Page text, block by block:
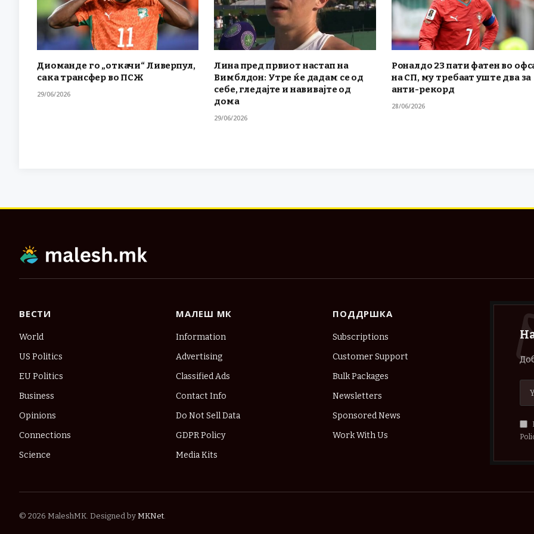
Диоманде го „откачи“ Ливерпул,
сака трансфер во ПСЖ
29/06/2026
Лина пред првиот настап на
Вимблдон: Утре ќе дадам се од
себе, гледајте и навивајте од
дома
29/06/2026
Роналдо 23 пати фатен во
на СП, му требаат уште два за
анти-рекорд
28/06/2026
ВЕСТИ
World
US Politics
EU Politics
Business
Opinions
Connections
Science
МАЛЕШ МК
Information
Advertising
Classified Ads
Contact Info
Do Not Sell Data
GDPR Policy
Media Kits
ПОДДРШКА
Subscriptions
Customer Support
Bulk Packages
Newsletters
Sponsored News
Work With Us
© 2026 MaleshMK. Designed by MKNet.